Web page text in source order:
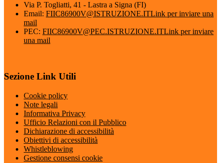
Via P. Togliatti, 41 - Lastra a Signa (FI)
Email: FIIC86900V@ISTRUZIONE.ITLink per inviare una
mail
PEC: FIIC86900V@PEC.ISTRUZIONE.ITLink per inviare
una mail
Sezione Link Utili
Cookie policy
Note legali
Informativa Privacy
Ufficio Relazioni con il Pubblico
Dichiarazione di accessibilità
Obiettivi di accessibilità
Whistleblowing
Gestione consensi cookie